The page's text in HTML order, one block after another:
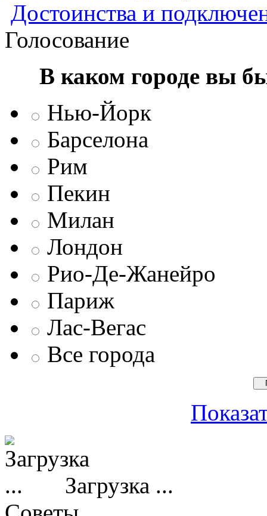
Достоинства и
Голосование
В каком городе вы
Нью-Йорк
Барселона
Рим
Пекин
Милан
Лондон
Рио-Де-Жанейро
Париж
Лас-Вегас
Все города
Загрузка ...